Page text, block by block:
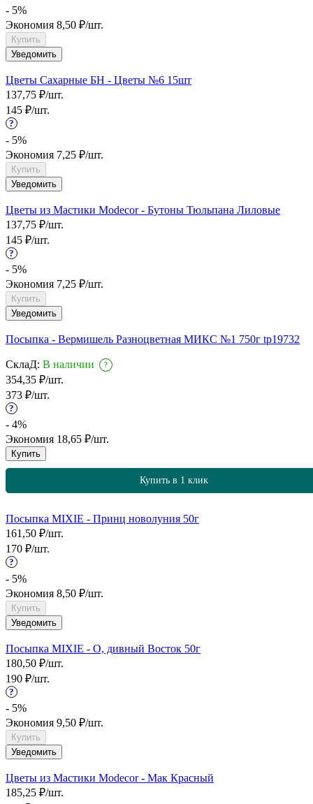
- 5%
Экономия 8,50 ₽/шт.
Купить
Уведомить
Цветы Сахарные БН - Цветы №6 15шт
137,75 ₽/шт.
145 ₽/шт.
?
- 5%
Экономия 7,25 ₽/шт.
Купить
Уведомить
Цветы из Мастики Modecor - Бутоны Тюльпана Лиловые
137,75 ₽/шт.
145 ₽/шт.
?
- 5%
Экономия 7,25 ₽/шт.
Купить
Уведомить
Посыпка - Вермишель Разноцветная МИКС №1 750г tp19732
СклаД: В наличии ?
354,35 ₽/шт.
373 ₽/шт.
?
- 4%
Экономия 18,65 ₽/шт.
Купить
Купить в 1 клик
Посыпка MIXIE - Принц новолуния 50г
161,50 ₽/шт.
170 ₽/шт.
?
- 5%
Экономия 8,50 ₽/шт.
Купить
Уведомить
Посыпка MIXIE - О, дивный Восток 50г
180,50 ₽/шт.
190 ₽/шт.
?
- 5%
Экономия 9,50 ₽/шт.
Купить
Уведомить
Цветы из Мастики Modecor - Мак Красный
185,25 ₽/шт.